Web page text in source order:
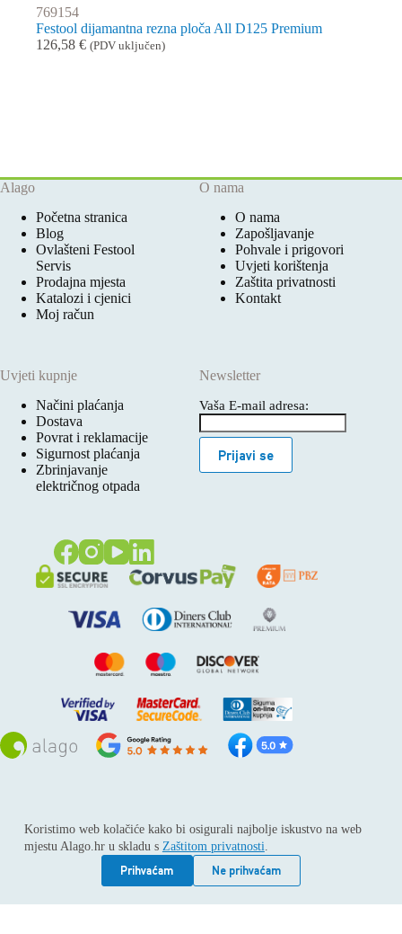
Koristimo web kolačiće kako bi osigurali najbolje iskustvo na web
mjestu Alago.hr u skladu s Zaštitom privatnosti.
Prihvaćam
Ne prihvaćam
769154
Festool dijamantna rezna ploča All D125 Premium
126,58 € (PDV uključen)
Alago
Početna stranica
Blog
Ovlašteni Festool
Servis
Prodajna mjesta
Katalozi i cjenici
Moj račun
O nama
O nama
Zapošljavanje
Pohvale i prigovori
Uvjeti korištenja
Zaštita privatnosti
Kontakt
Uvjeti kupnje
Načini plaćanja
Dostava
Povrat i reklamacije
Sigurnost plaćanja
Zbrinjavanje
električnog otpada
Newsletter
Vaša E-mail adresa:
Prijavi se
Sva prava pridržana © 2026
Alago
ALAGO d.o.o. trgovina, usluge i zastupanje stranih tvrtki /
Adresa: Horvati 112, 10436 Rakov potok / Telefon: +385 1
6539 392 / E-mail: kontakt@alago.hr / Podaci o subjektu:
Subjekt je upisan kod Trgovačkog suda u Zagrebu pod
reg.uloškom broj 1-53420. / MBS: 080046630 / OIB: